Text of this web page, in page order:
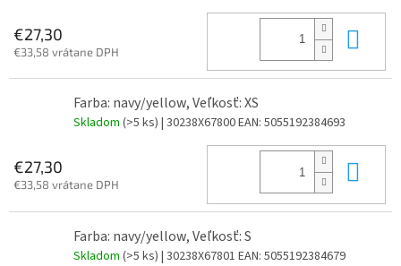
€27,30
€33,58 vrátane DPH
Farba: navy/yellow, Veľkosť: XS
Skladom (>5 ks) | 30238X67800EAN: 5055192384693
€27,30
€33,58 vrátane DPH
Farba: navy/yellow, Veľkosť: S
Skladom (>5 ks) | 30238X67801 EAN: 5055192384679